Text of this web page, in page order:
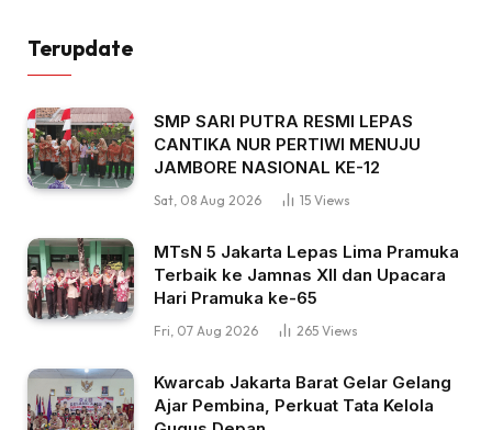
Terupdate
SMP SARI PUTRA RESMI LEPAS
CANTIKA NUR PERTIWI MENUJU
JAMBORE NASIONAL KE-12
Sat, 08 Aug 2026 15 Views
MTsN 5 Jakarta Lepas Lima Pramuka
Terbaik ke Jamnas XII dan Upacara
Hari Pramuka ke-65
Fri, 07 Aug 2026 265 Views
Kwarcab Jakarta Barat Gelar Gelang
Ajar Pembina, Perkuat Tata Kelola